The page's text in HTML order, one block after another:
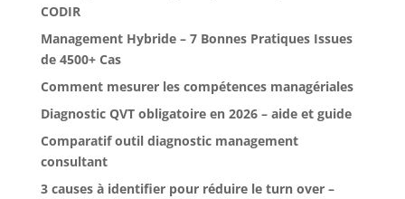
CODIR
Management Hybride – 7 Bonnes Pratiques Issues
de 4500+ Cas
Comment mesurer les compétences managériales
Diagnostic QVT obligatoire en 2026 – aide et guide
Comparatif outil diagnostic management
consultant
3 causes à identifier pour réduire le turn over –